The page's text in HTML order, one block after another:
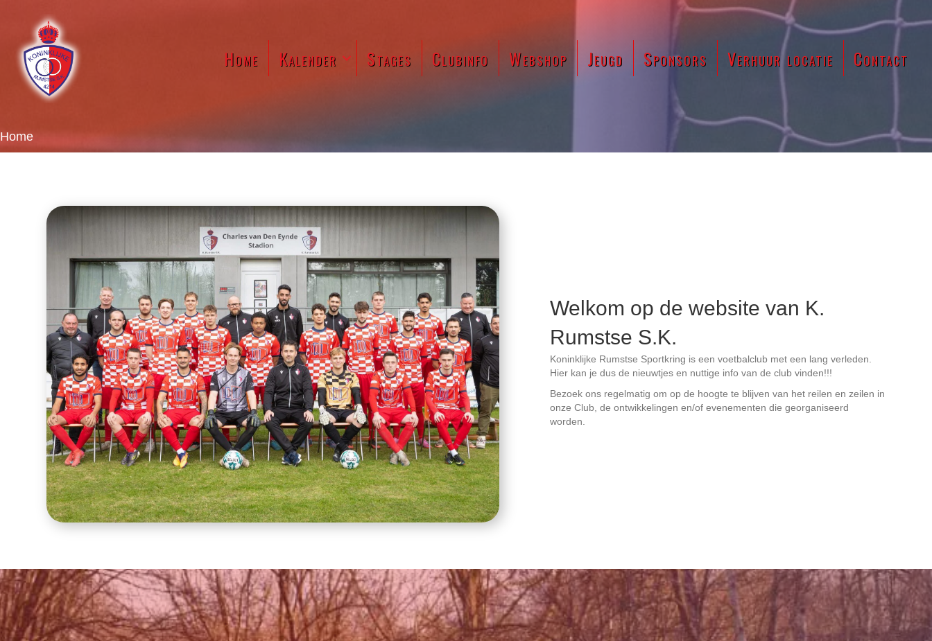
Home Kalender Stages Clubinfo Webshop Jeugd Sponsors Verhuur locatie Contact
Home
Welkom op de website van K.
Rumstse S.K.
Koninklijke Rumstse Sportkring is een voetbalclub met een lang verleden.
Hier kan je dus de nieuwtjes en nuttige info van de club vinden!!!
Bezoek ons regelmatig om op de hoogte te blijven van het reilen en zeilen in
onze Club, de ontwikkelingen en/of evenementen die georganiseerd
worden.